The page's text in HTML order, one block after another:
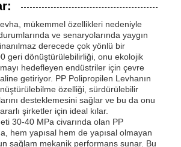
mükemmel özellikleri nedeniyle
ve senaryolarında yaygın
derecede çok yönlü bir
geri dönüştürülebilirliği, onu ekolojik
hedefleyen endüstriler için çevre
getiriyor. PP Polipropilen Levhanın
özelliği, sürdürülebilir
desteklemesini sağlar ve bu da onu
şirketler için ideal kılar.
30-40 MPa civarında olan PP
hem yapısal hem de yapısal olmayan
sağlam mekanik performans sunar. Bu